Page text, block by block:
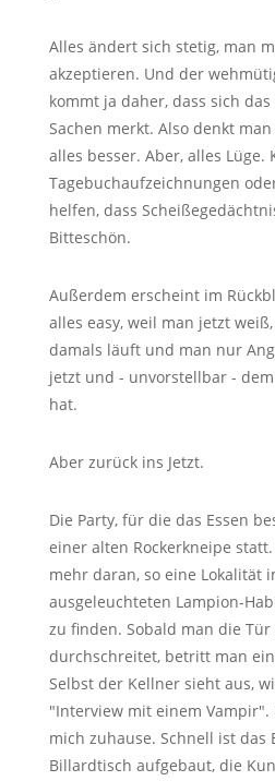
Alles ändert sich stetig, man
akzeptieren. Und der
kommt ja daher, dass sich
Sachen merkt. Also denkt
alles besser. Aber, alles Lüge.
Tagebuchaufzeichnungen
helfen, dass
Bitteschön.
Außerdem erscheint im
alles easy, weil man jetzt
damals läuft und man nur
jetzt und - unvorstellbar -
hat.
Aber zurück ins Jetzt.
Die Party, für die das Essen
einer alten Rockerkneipe
mehr daran, so eine Lokalität
ausgeleuchteten Lampion-
zu finden. Sobald man die Tür
durchschreitet, betritt man
Selbst der Kellner sieht aus,
"Interview mit einem
mich zuhause. Schnell ist das
Billardtisch aufgebaut, die